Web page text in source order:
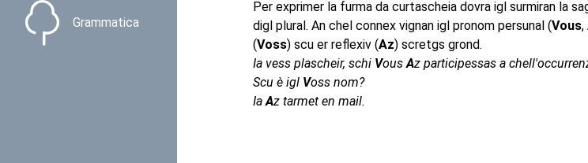
Grammatica
Per exprimer la furma da curtascheia dovra igl surmiran la
digl plural. An chel connex vignan igl pronom persunal (Vous,
(Voss) scu er reflexiv (Az) scretgs grond.
Ia vess plascheir, schi Vous Az participessas a
Scu è igl Voss nom?
Ia Az tarmet en mail.